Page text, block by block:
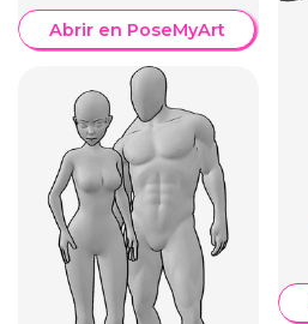
Abrir en PoseMyArt